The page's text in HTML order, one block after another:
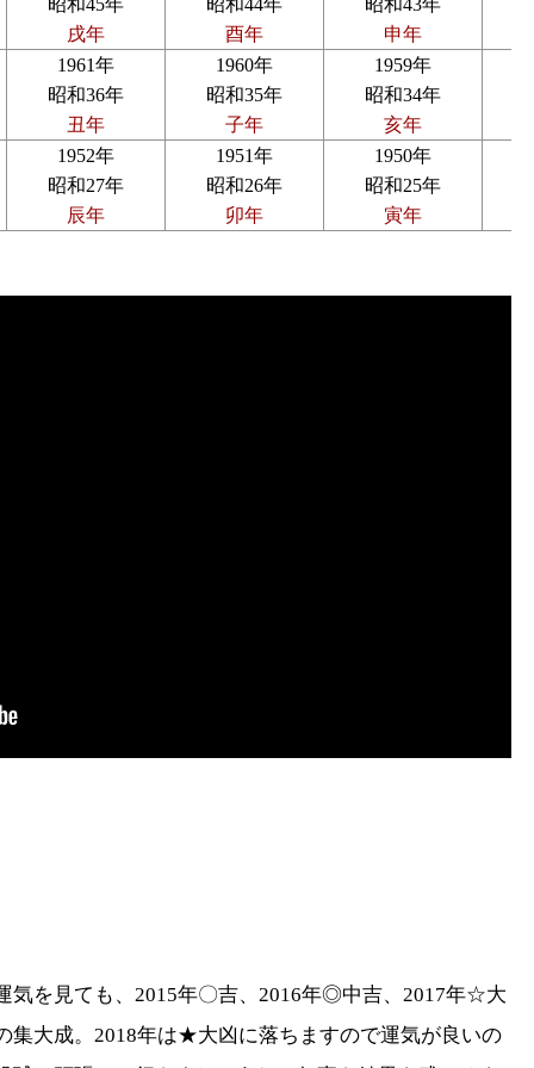
昭和45年
戌年
昭和44年
酉年
昭和43年
申年
1961年
昭和36年
丑年
1960年
昭和35年
子年
1959年
昭和34年
亥年
1952年
昭和27年
辰年
1951年
昭和26年
卯年
1950年
昭和25年
寅年
を見ても、2015年〇吉、 2016年◎中吉、2017年☆大
集大成。2018年は★大凶に落ちますので運気が良いの